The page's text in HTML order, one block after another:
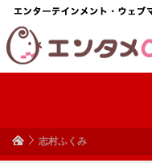
志村ふくみ